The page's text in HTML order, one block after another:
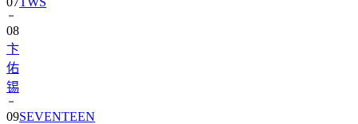
卞
佑
锡
09
10